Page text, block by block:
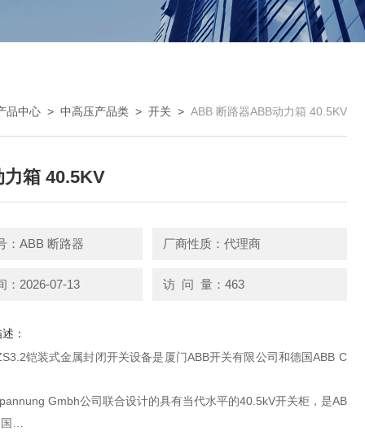
品中心 > 中高压产品类 > 开关 > ABB 断路器ABB动力箱 40.5KV
箱 40.5KV
：ABB 断路器 厂商性质：代理商
：2026-07-13 访 问 量：463
：
铠装式金属封闭开关设备是厦门ABB开关有限公司和德国ABB C
Gmbh公司联合设计的具有当代水平的40.5kV开关柜，是AB